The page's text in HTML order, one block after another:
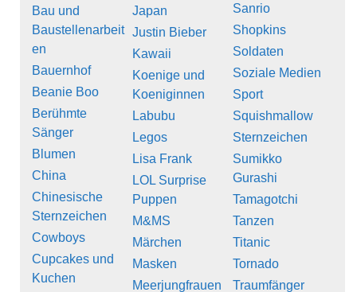
Bau und
Baustellenarbeit
en
Bauernhof
Beanie Boo
Berühmte
Sänger
Blumen
China
Chinesische
Sternzeichen
Cowboys
Cupcakes und
Kuchen
Japan
Justin Bieber
Kawaii
Koenige und
Koeniginnen
Labubu
Legos
Lisa Frank
LOL Surprise
Puppen
M&MS
Märchen
Masken
Meerjungfrauen
Sanrio
Shopkins
Soldaten
Soziale Medien
Sport
Squishmallow
Sternzeichen
Sumikko
Gurashi
Tamagotchi
Tanzen
Titanic
Tornado
Traumfänger